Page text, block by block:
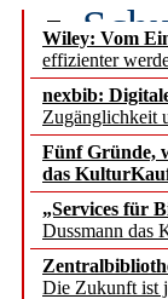
Wiley: Vom
effizienter
nexbib:
Zugänglichkeit
Fünf Gründe,
das
„Services für
Dussmann das
Die Zukunft ist